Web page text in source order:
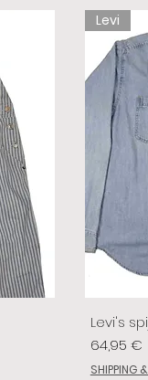
Levi
Levi's
Prix
64,95 €
SHIPPING